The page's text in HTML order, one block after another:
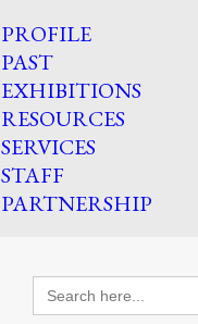
PROFILE
PAST
EXHIBITIONS
RESOURCES
SERVICES
STAFF
PARTNERSHIP
Search
for: